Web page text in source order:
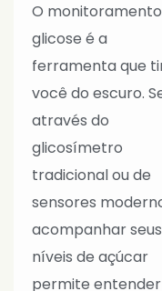
O
glicose é a
ferramenta que
você do escuro.
através do
glicosímetro
tradicional ou de
sensores
acompanhar seus
níveis de açúcar
permite entender